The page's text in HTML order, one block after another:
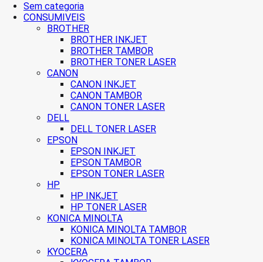
Sem categoria
CONSUMIVEIS
BROTHER
BROTHER INKJET
BROTHER TAMBOR
BROTHER TONER LASER
CANON
CANON INKJET
CANON TAMBOR
CANON TONER LASER
DELL
DELL TONER LASER
EPSON
EPSON INKJET
EPSON TAMBOR
EPSON TONER LASER
HP
HP INKJET
HP TONER LASER
KONICA MINOLTA
KONICA MINOLTA TAMBOR
KONICA MINOLTA TONER LASER
KYOCERA